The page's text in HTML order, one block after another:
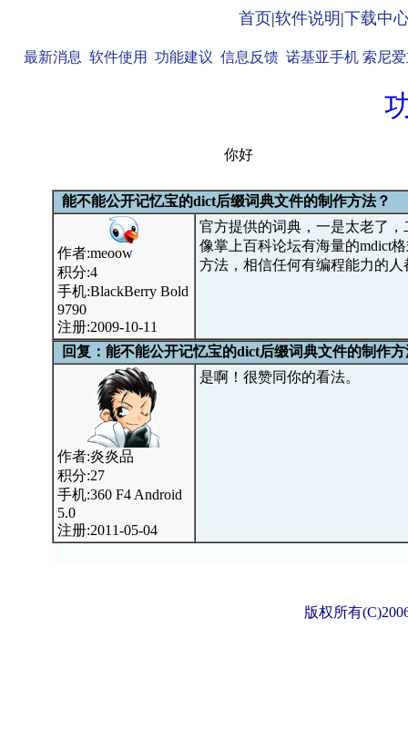
首页|软件说明 |下载中
最新消息 软件使用 功能建议 信息反馈 诺基亚手机 索尼
你好
能不能公开记忆宝的dict后缀词典文件的制作方法？
作者:meoow
积分:4
手机:BlackBerry Bold
9790
注册:2009-10-11
官方提供的词典，一是太老了
像掌上百科论坛有海量的mdict
方法，相信任何有编程能力的
回复：能不能公开记忆宝的dict后缀词典文件的制作方
作者:炎炎品
积分:27
手机:360 F4 Android
5.0
注册:2011-05-04
是啊！很赞同你的看法。
版权所有